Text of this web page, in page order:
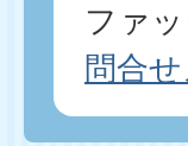
ファ
問合